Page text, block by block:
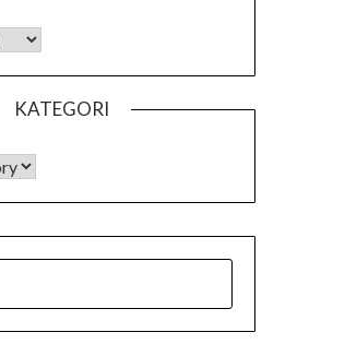
KATEGORI